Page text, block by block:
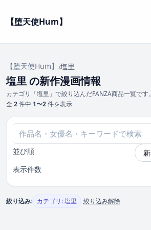
【堕天使Hum】
【堕天使Hum】 ›塩里
塩里 の新作漫画情報
カテゴリ「塩里」で絞り込んだFANZA商品一覧です。
全 2件中 1〜2件を表示
並び順
表示件数
絞り込み: カテゴリ: 塩里 絞り込み解除